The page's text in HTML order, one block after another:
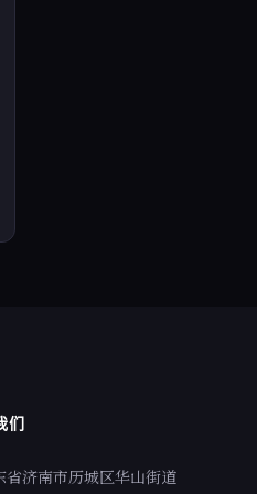
们
省济南市历城区华山街道